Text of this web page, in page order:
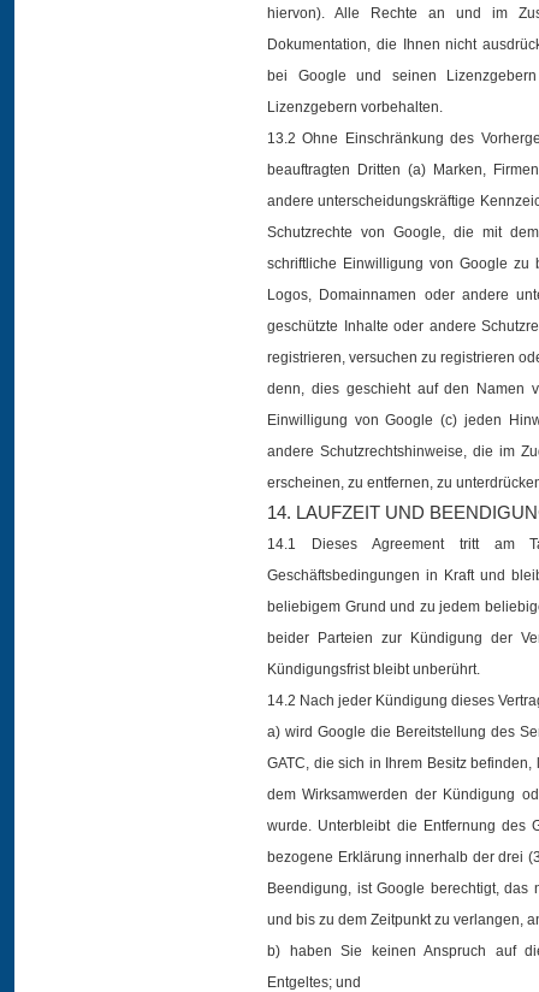
hiervon). Alle Rechte an und im
Dokumentation, die Ihnen nicht
bei Google und seinen
Lizenzgebern vorbehalten.
13.2 Ohne Einschränkung des
beauftragten Dritten (a) Marken,
andere unterscheidungskräftige
Schutzrechte von Google, die mit
schriftliche Einwilligung von Google zu
Logos, Domainnamen oder andere
geschützte Inhalte oder andere
registrieren, versuchen zu registrieren
denn, dies geschieht auf den Namen
Einwilligung von Google (c) jeden
andere Schutzrechtshinweise, die im
erscheinen, zu entfernen, zu
14. LAUFZEIT UND
14.1 Dieses Agreement tritt am
Geschäftsbedingungen in Kraft und
beliebigem Grund und zu jedem
beider Parteien zur Kündigung der
Kündigungsfrist bleibt unberührt.
14.2 Nach jeder Kündigung dieses
a) wird Google die Bereitstellung des
GATC, die sich in Ihrem Besitz
dem Wirksamwerden der Kündigung
wurde. Unterbleibt die Entfernung des
bezogene Erklärung innerhalb der drei
Beendigung, ist Google berechtigt,
und bis zu dem Zeitpunkt zu verlangen,
b) haben Sie keinen Anspruch auf
Entgeltes; und